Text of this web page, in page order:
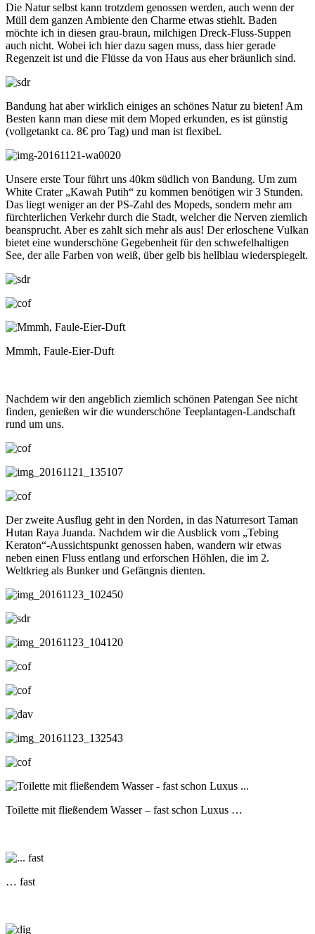
Die Natur selbst kann trotzdem genossen werden, auch wenn der
Müll dem ganzen Ambiente den Charme etwas stiehlt. Baden
möchte ich in diesen grau-braun, milchigen Dreck-Fluss-Suppen
auch nicht. Wobei ich hier dazu sagen muss, dass hier gerade
Regenzeit ist und die Flüsse da von Haus aus eher bräunlich sind.
Bandung hat aber wirklich einiges an schönes Natur zu bieten! Am
Besten kann man diese mit dem Moped erkunden, es ist günstig
(vollgetankt ca. 8€ pro Tag) und man ist flexibel.
Unsere erste Tour führt uns 40km südlich von Bandung. Um zum
White Crater „Kawah Putih“ zu kommen benötigen wir 3 Stunden.
Das liegt weniger an der PS-Zahl des Mopeds, sondern mehr am
fürchterlichen Verkehr durch die Stadt, welcher die Nerven ziemlich
beansprucht. Aber es zahlt sich mehr als aus! Der erloschene Vulkan
bietet eine wunderschöne Gegebenheit für den schwefelhaltigen
See, der alle Farben von weiß, über gelb bis hellblau wiederspiegelt.
Mmmh, Faule-Eier-Duft
Nachdem wir den angeblich ziemlich schönen Patengan See nicht
finden, genießen wir die wunderschöne Teeplantagen-Landschaft
rund um uns.
Der zweite Ausflug geht in den Norden, in das Naturresort Taman
Hutan Raya Juanda. Nachdem wir die Ausblick vom „Tebing
Keraton“-Aussichtspunkt genossen haben, wandern wir etwas
neben einen Fluss entlang und erforschen Höhlen, die im 2.
Weltkrieg als Bunker und Gefängnis dienten.
Toilette mit fließendem Wasser – fast schon Luxus …
… fast